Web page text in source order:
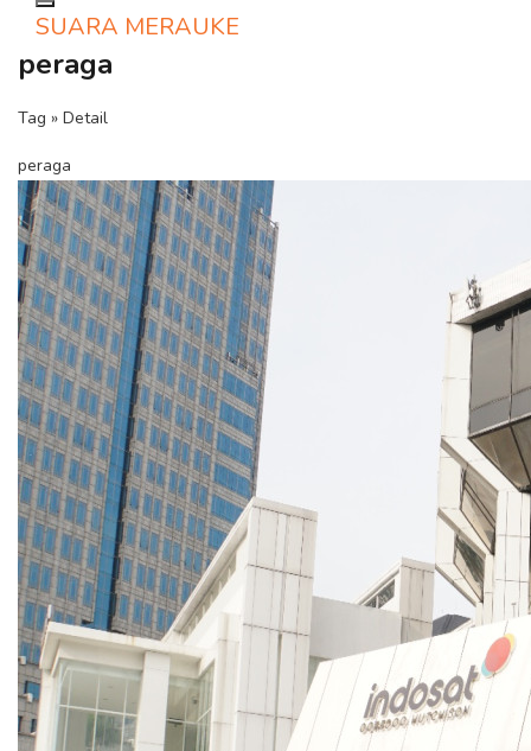
Toggle navigation
SUARA MERAUKE
peraga
Tag » Detail
peraga